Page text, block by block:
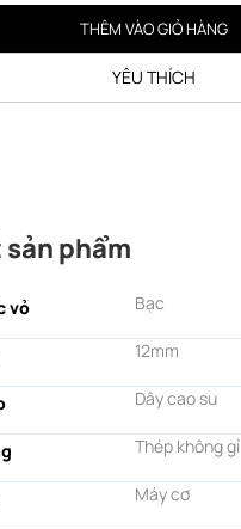
THÊM VÀO GIỎ HÀNG
YÊU THÍCH
phẩm
vỏ Bạc
12mm
Dây cao su
Thép không gỉ
Máy cơ